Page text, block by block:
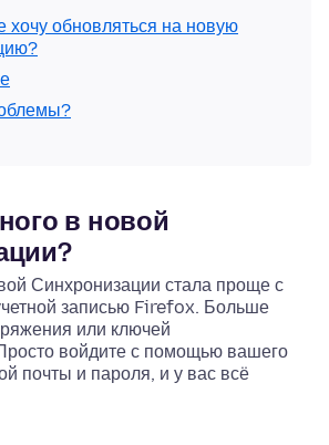
хочу обновляться на новую
в новой
Синхронизации стала проще с
записью Firefox. Больше
или ключей
войдите с помощью вашего
почты и пароля, и у вас всё